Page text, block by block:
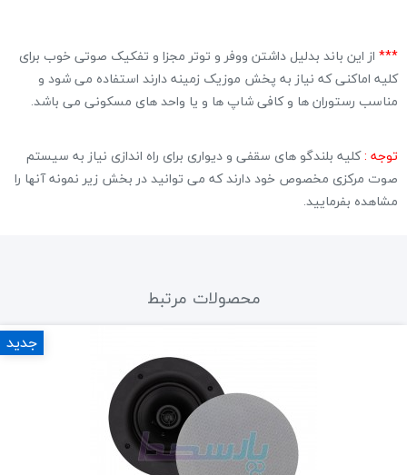
*** از این باند بدلیل داشتن ووفر و توتر مجزا و تفکیک صوتی خوب برای
کلیه اماکنی که نیاز به پخش موزیک زمینه دارند استفاده می شود و
مناسب رستوران ها و کافی شاپ ها و یا واحد های مسکونی می باشد.
توجه :کلیه بلندگو های سقفی و دیواری برای راه اندازی نیاز به سیستم
صوت مرکزی مخصوص خود دارند که می توانید در بخش زیر نمونه آنها را
مشاهده بفرمایید.
محصولات مرتبط
جدید